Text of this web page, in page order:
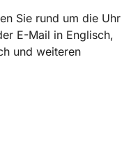
Sie rund um die Uhr
E-Mail in Englisch,
und weiteren